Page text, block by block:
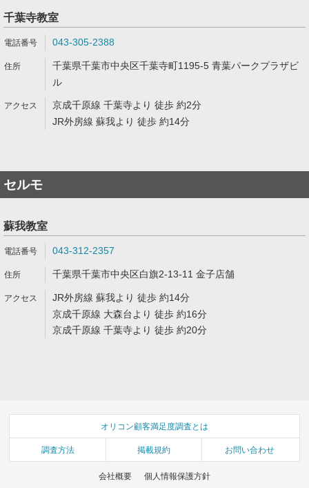
千葉寺教室
043-305-2388
千葉県千葉市中央区千葉寺町1195-5 青葉パークプラザビ
ル
京成千原線 千葉寺より 徒歩 約2分
JR外房線 蘇我より 徒歩 約14分
セルモ
蘇我教室
043-312-2357
千葉県千葉市中央区白旗2-13-11 金子店舗
JR外房線 蘇我より 徒歩 約14分
京成千原線 大森台より 徒歩 約16分
京成千原線 千葉寺より 徒歩 約20分
オリコン顧客満足度調査とは
調査方法 掲載規約 お問い合わせ
会社概要 個人情報保護方針